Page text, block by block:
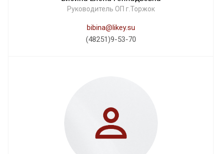
Руководитель ОП г.Торжок
bibina@likey.su
(48251)9-53-70